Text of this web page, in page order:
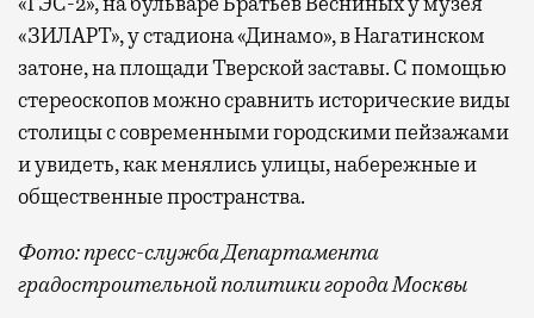
«ЗИЛАРТ», у стадиона «Динамо», в Нагатинском
затоне, на площади Тверской заставы. С помощью
стереоскопов можно сравнить исторические виды
столицы с современными городскими пейзажами
и увидеть, как менялись улицы, набережные и
общественные пространства.
Фото: пресс-служба Департамента
градостроительной политики города Москвы